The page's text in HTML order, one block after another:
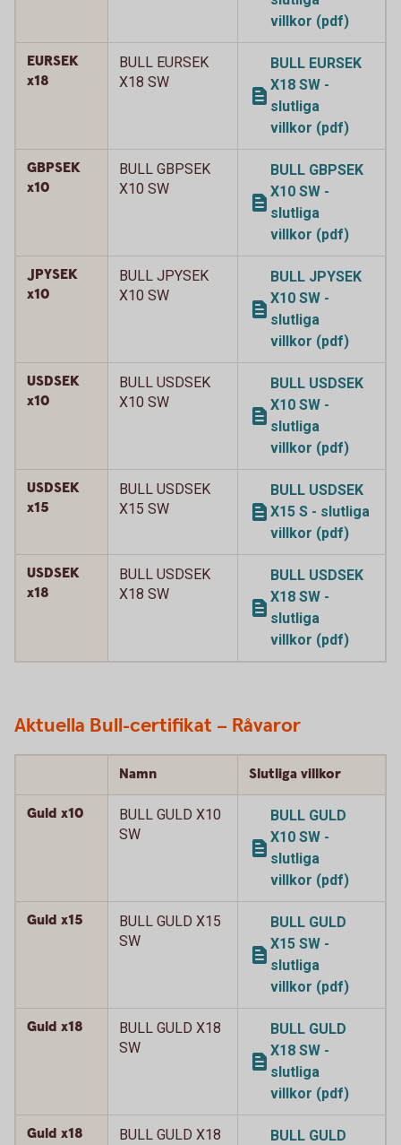
villkor (pdf)
EURSEK
x18
BULL EURSEK
X18 SW
BULL EURSEK
X18 SW -
slutliga
villkor (pdf)
GBPSEK
x10
BULL GBPSEK
X10 SW
BULL GBPSEK
X10 SW -
slutliga
villkor (pdf)
JPYSEK
x10
BULL JPYSEK
X10 SW
BULL JPYSEK
X10 SW -
slutliga
villkor (pdf)
USDSEK
x10
BULL USDSEK
X10 SW
BULL USDSEK
X10 SW -
slutliga
villkor (pdf)
USDSEK
x15
BULL USDSEK
X15 SW
BULL USDSEK
X15 S - slutliga
villkor (pdf)
USDSEK
x18
BULL USDSEK
X18 SW
BULL USDSEK
X18 SW -
slutliga
villkor (pdf)
Aktuella Bull-certifikat – Råvaror
Namn Slutliga villkor
Guld x10
BULL GULD X10
SW
BULL GULD
X10 SW -
slutliga
villkor (pdf)
Guld x15
BULL GULD X15
SW
BULL GULD
X15 SW -
slutliga
villkor (pdf)
Guld x18
BULL GULD X18
SW
BULL GULD
X18 SW -
slutliga
villkor (pdf)
Guld x18
BULL GULD X18
BULL GULD